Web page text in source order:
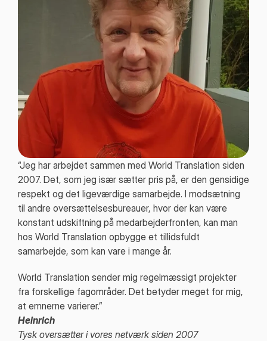
“Jeg har arbejdet sammen med World Translation siden
2007. Det, som jeg især sætter pris på, er den gensidige
respekt og det ligeværdige samarbejde. I modsætning
til andre oversættelsesbureauer, hvor der kan være
konstant udskiftning på medarbejderfronten, kan man
hos World Translation opbygge et tillidsfuldt
samarbejde, som kan vare i mange år.
World Translation sender mig regelmæssigt projekter
fra forskellige fagområder. Det betyder meget for mig,
at emnerne varierer.”
Heinrich
Tysk oversætter i vores netværk siden 2007